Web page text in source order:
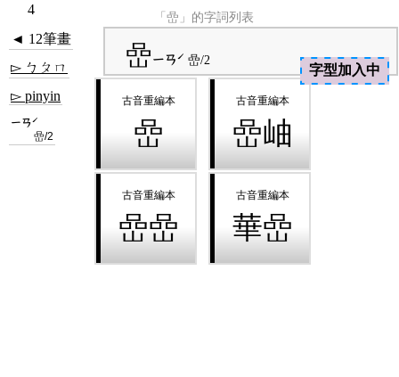
「嵒」的字詞列表
◄ 12筆畫
▻ ㄅㄆㄇ
▻ pinyin
ㄧㄢˊ
嵒/2
嵒ㄧㄢˊ 嵒/2
嵒 嵒岫
嵒嵒 華嵒
4
字型加入中